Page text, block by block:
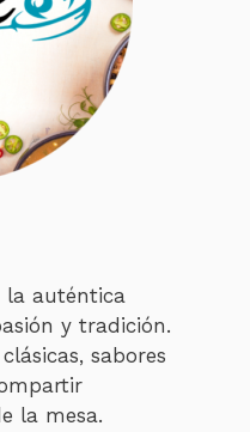
la auténtica
y tradición.
sabores
la mesa.